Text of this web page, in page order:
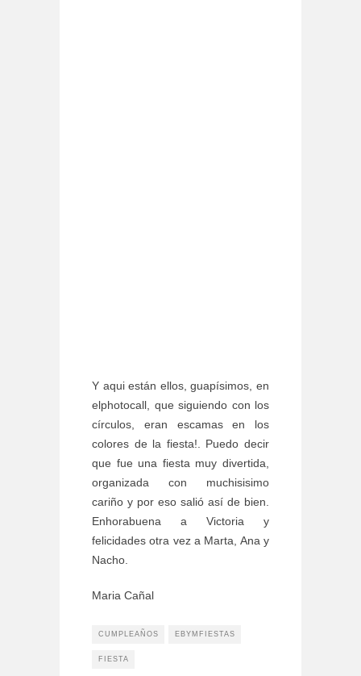
Y aqui están ellos, guapísimos, en
elphotocall, que siguiendo con los
círculos, eran escamas en los
colores de la fiesta!. Puedo decir
que fue una fiesta muy divertida,
organizada con muchisisimo
cariño y por eso salió así de bien.
Enhorabuena a Victoria y
felicidades otra vez a Marta, Ana y
Nacho.
Maria Cañal
CUMPLEAÑOS EBYMFIESTAS
FIESTA